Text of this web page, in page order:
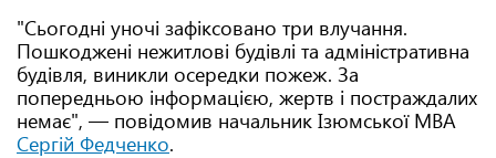
"Сьогодні уночі зафіксовано три влучання.
Пошкоджені нежитлові будівлі та адміністративна
будівля, виникли осередки пожеж. За
попередньою інформацією, жертв і постраждалих
немає", — повідомив начальник Ізюмської МВА
Сергій Федченко.